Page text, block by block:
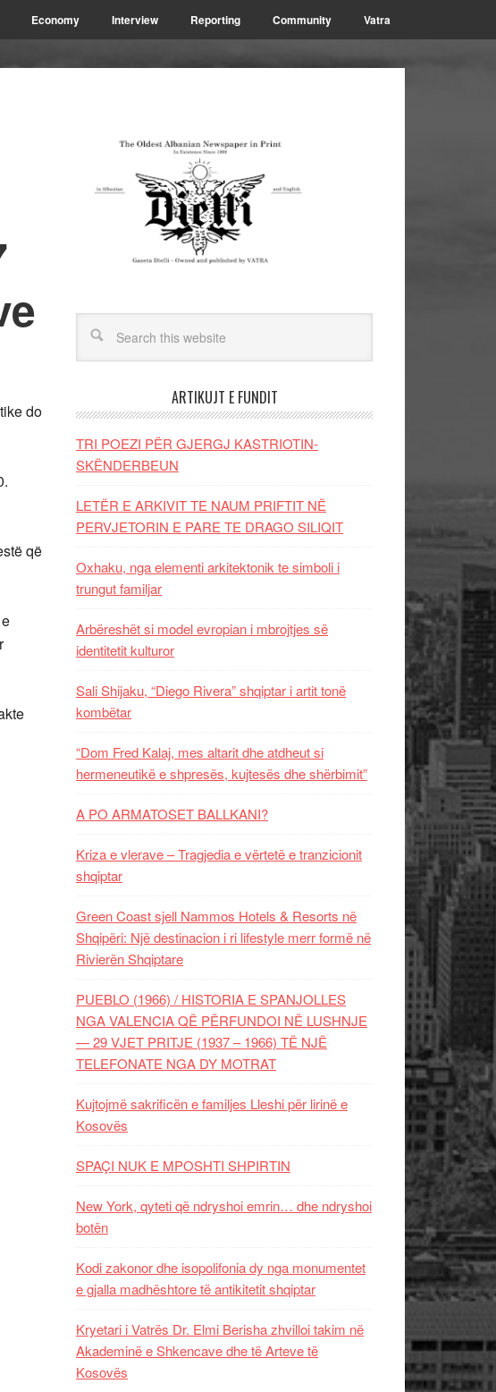
Economy Interview Reporting Community Vatra
do
që
ARTIKUJT E FUNDIT
TRI POEZI PËR GJERGJ KASTRIOTIN-
SKËNDERBEUN
LETËR E ARKIVIT TE NAUM PRIFTIT NË
PERVJETORIN E PARE TE DRAGO SILIQIT
Oxhaku, nga elementi arkitektonik te simboli i
trungut familjar
Arbëreshët si model evropian i mbrojtjes së
identitetit kulturor
Sali Shijaku, “Diego Rivera” shqiptar i artit tonë
kombëtar
“Dom Fred Kalaj, mes altarit dhe atdheut si
hermeneutikë e shpresës, kujtesës dhe shërbimit”
A PO ARMATOSET BALLKANI?
Kriza e vlerave – Tragjedia e vërtetë e tranzicionit
shqiptar
Green Coast sjell Nammos Hotels & Resorts në
Shqipëri: Një destinacion i ri lifestyle merr formë në
Rivierën Shqiptare
PUEBLO (1966) / HISTORIA E SPANJOLLES
NGA VALENCIA QË PËRFUNDOI NË LUSHNJE
— 29 VJET PRITJE (1937 – 1966) TË NJË
TELEFONATE NGA DY MOTRAT
Kujtojmë sakrificën e familjes Lleshi për lirinë e
Kosovës
SPAÇI NUK E MPOSHTI SHPIRTIN
New York, qyteti që ndryshoi emrin… dhe ndryshoi
botën
Kodi zakonor dhe isopolifonia dy nga monumentet
e gjalla madhështore të antikitetit shqiptar
Kryetari i Vatrës Dr. Elmi Berisha zhvilloi takim në
Akademinë e Shkencave dhe të Arteve të
Kosovës